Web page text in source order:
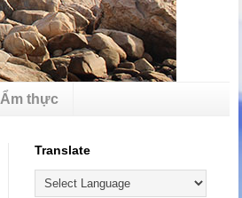
Ẩm thực
Translate